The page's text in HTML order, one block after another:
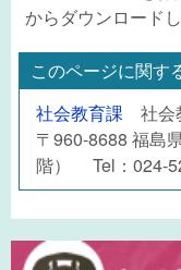
からダウンロード
このページに関す
社会教育課 社会
〒960-8688 福島
階） Tel：024-